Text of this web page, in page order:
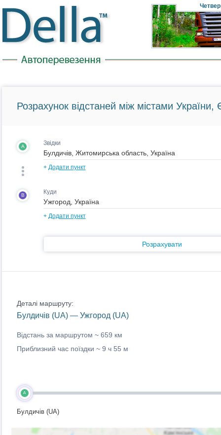
Четвер
Розрахунок відстаней між містами України,
A Звідки
+ Додати пункт
B Куди
+ Додати пункт
Розрахувати
Деталі маршруту:
Булдичів (UA) — Ужгород (UA)
Відстань за маршрутом ~ 659 км
Приблизний час поїздки ~ 9 ч 55 м
A
Булдичів (UA)